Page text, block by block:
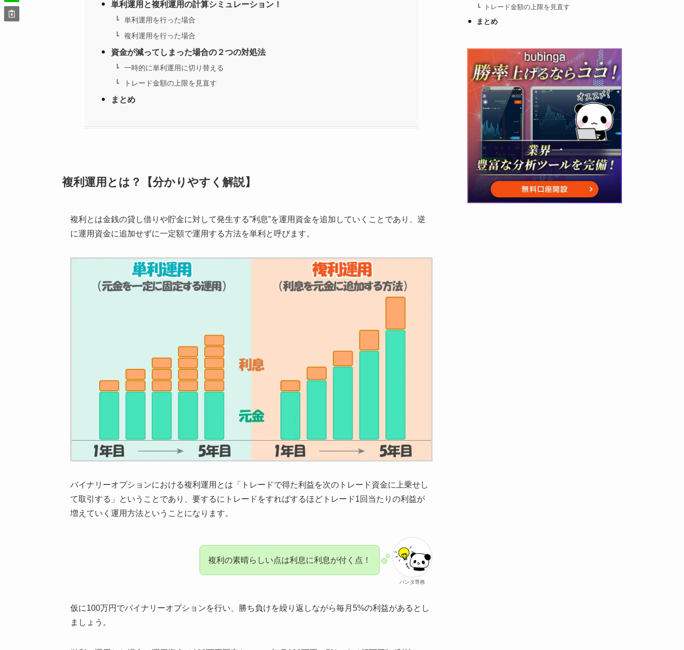
単利運用と複利運用の計算シミュレーション！
単利運用を行った場合
複利運用を行った場合
資金が減ってしまった場合の２つの対処法
一時的に単利運用に切り替える
トレード金額の上限を見直す
まとめ
複利運用とは？【分かりやすく解説】
複利とは金銭の貸し借りや貯金に対して発生する”利息”を運用資金を追加していくこと であり、逆
に運用資金に追加せずに一定額で運用する方法を単利と呼びます。
バイナリーオプションにおける複利運用とは 「トレードで得た利益を次のトレード資金に上乗せし
て取引する」
ということであり、要するにトレードをすればするほどトレード1回当たりの利益が
増えていく運用方法ということになります。
パンダ専務
複利の素晴らしい点は利息に利息が付く点！
仮に100万円でバイナリーオプションを行い、勝ち負けを繰り返しながら毎月5%の利益があるとし
ましょう。
トレード金額の上限を見直す
まとめ